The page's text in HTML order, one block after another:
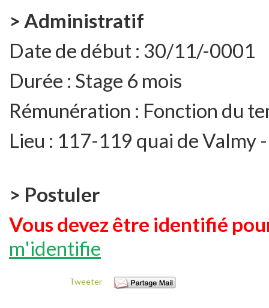
> Administratif
Date de début : 30/11/-0001
Durée : Stage 6 mois
Rémunération : Fonction du
Lieu : 117-119 quai de Valmy
> Postuler
Vous devez être identifié
m'identifie
Tweeter